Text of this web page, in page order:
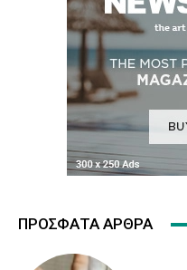
ΠΡΌΣΦΑΤΑ ΆΡΘΡΑ